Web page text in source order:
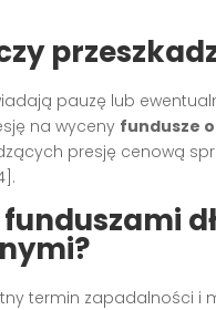
pauzę lub
na wyceny fundusze
presję cenową
termin zapadalności i